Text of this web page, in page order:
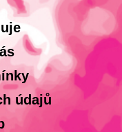
údajů